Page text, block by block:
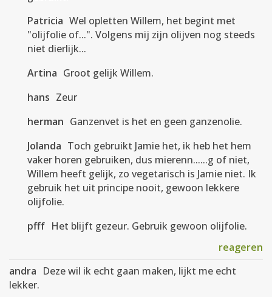
Patricia Wel opletten Willem, het begint met
"olijfolie of...". Volgens mij zijn olijven nog steeds
niet dierlijk...
Artina Groot gelijk Willem.
hans Zeur
herman Ganzenvet is het en geen ganzenolie.
Jolanda Toch gebruikt Jamie het, ik heb het hem
vaker horen gebruiken, dus mierenn......g of niet,
Willem heeft gelijk, zo vegetarisch is Jamie niet. Ik
gebruik het uit principe nooit, gewoon lekkere
olijfolie.
pfff Het blijft gezeur. Gebruik gewoon olijfolie.
reageren
andra Deze wil ik echt gaan maken, lijkt me echt
lekker.